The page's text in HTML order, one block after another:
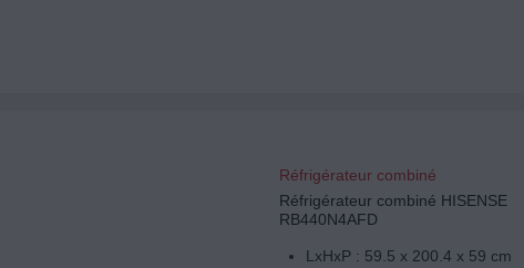
Réfrigérateur combiné
Réfrigérateur combiné HISENSE
RB440N4AFD
LxHxP : 59.5 x 200.4 x 59 cm